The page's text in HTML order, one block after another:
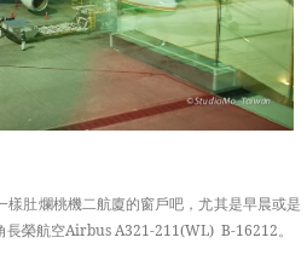
肚爛桃機二航廈的窗戶吧，尤其是早晨或是
長榮航空Airbus A321-211(WL) B-16212。